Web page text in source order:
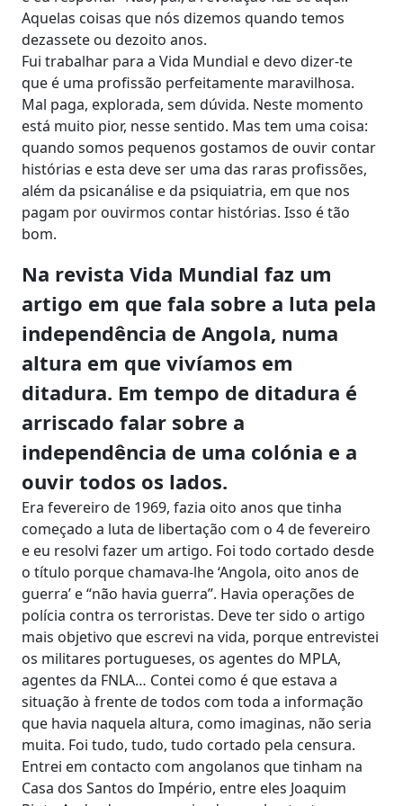
Aquelas coisas que nós dizemos quando temos
dezassete ou dezoito anos.
Fui trabalhar para a Vida Mundial e devo dizer-te
que é uma profissão perfeitamente maravilhosa.
Mal paga, explorada, sem dúvida. Neste momento
está muito pior, nesse sentido. Mas tem uma coisa:
quando somos pequenos gostamos de ouvir contar
histórias e esta deve ser uma das raras profissões,
além da psicanálise e da psiquiatria, em que nos
pagam por ouvirmos contar histórias. Isso é tão
bom.
Na revista Vida Mundial faz um
artigo em que fala sobre a luta pela
independência de Angola, numa
altura em que vivíamos em
ditadura. Em tempo de ditadura é
arriscado falar sobre a
independência de uma colónia e a
ouvir todos os lados.
Era fevereiro de 1969, fazia oito anos que tinha
começado a luta de libertação com o 4 de fevereiro
e eu resolvi fazer um artigo. Foi todo cortado desde
o título porque chamava-lhe ‘Angola, oito anos de
guerra’ e “não havia guerra”. Havia operações de
polícia contra os terroristas. Deve ter sido o artigo
mais objetivo que escrevi na vida, porque entrevistei
os militares portugueses, os agentes do MPLA,
agentes da FNLA… Contei como é que estava a
situação à frente de todos com toda a informação
que havia naquela altura, como imaginas, não seria
muita. Foi tudo, tudo, tudo cortado pela censura.
Entrei em contacto com angolanos que tinham na
Casa dos Santos do Império, entre eles Joaquim